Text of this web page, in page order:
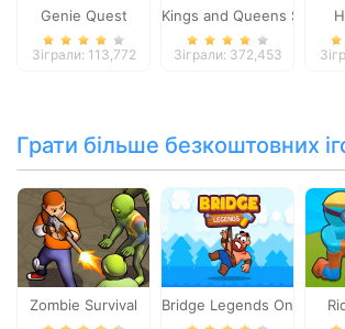
Genie Quest
Зіграли: 113,772
Kings and Queens
Зіграли: 372,453
Грати більше безкоштовних
Zombie Survival Bridge Legends Online